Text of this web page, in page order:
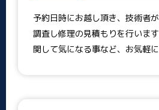
予約日時にお越し頂き、技術者
調査し修理の見積もりを行いま
関して気になる事など、お気軽